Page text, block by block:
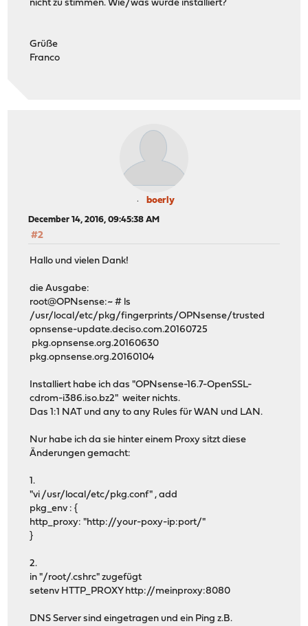
nicht zu stimmen. Wie/was wurde installiert?
Grüße
Franco
boerly
December 14, 2016, 09:45:38 AM
#2
Hallo und vielen Dank!
die Ausgabe:
root@OPNsense:~ # ls
/usr/local/etc/pkg/fingerprints/OPNsense/trusted
opnsense-update.deciso.com.20160725
pkg.opnsense.org.20160630
pkg.opnsense.org.20160104
Installiert habe ich das "OPNsense-16.7-OpenSSL-
cdrom-i386.iso.bz2" weiter nichts.
Das 1:1 NAT und any to any Rules für WAN und LAN.
Nur habe ich da sie hinter einem Proxy sitzt diese
Änderungen gemacht:
1.
"vi /usr/local/etc/pkg.conf" , add
pkg_env : {
http_proxy: "http://your-poxy-ip:port/"
}
2.
in "/root/.cshrc" zugefügt
setenv HTTP_PROXY http://meinproxy:8080
DNS Server sind eingetragen und ein Ping z.B.